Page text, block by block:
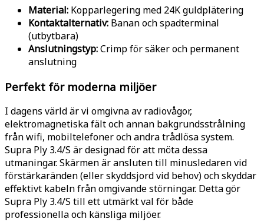
Material: Kopparlegering med 24K guldplätering
Kontaktalternativ: Banan och spadterminal
(utbytbara)
Anslutningstyp:Crimp för säker och permanent
anslutning
Perfekt för moderna miljöer
I dagens värld är vi omgivna av radiovågor,
elektromagnetiska fält och annan bakgrundsstrålning
från wifi, mobiltelefoner och andra trådlösa system.
Supra Ply 3.4/S är designad för att möta dessa
utmaningar. Skärmen är ansluten till minusledaren vid
förstärkaränden (eller skyddsjord vid behov) och skyddar
effektivt kabeln från omgivande störningar. Detta gör
Supra Ply 3.4/S till ett utmärkt val för både
professionella och känsliga miljöer.